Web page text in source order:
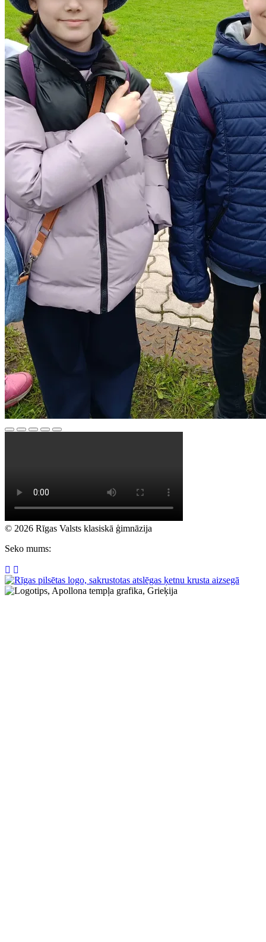
© 2026 Rīgas Valsts klasiskā ģimnāzija
Seko mums: